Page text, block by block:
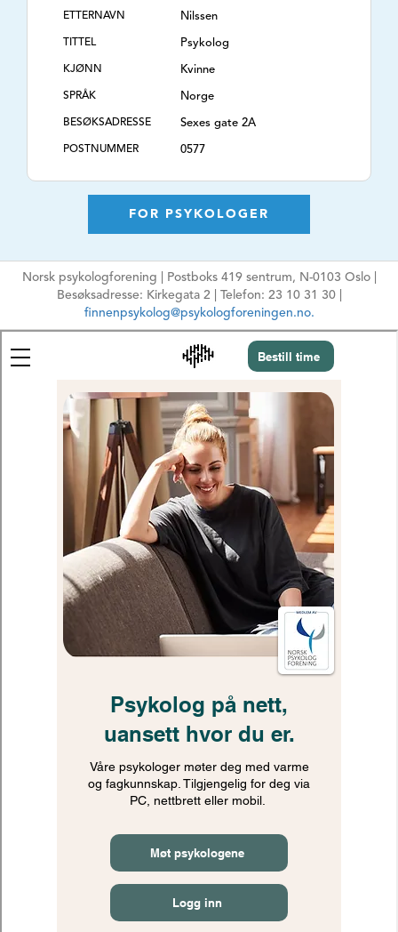
ETTERNAVN Nilssen
TITTEL Psykolog
KJØNN Kvinne
SPRÅK Norge
BESØKSADRESSE Sexes gate 2A
POSTNUMMER 0577
TLF. NR. 95928152
NETTSIDE https://psykologkontakten.no
E-POSTADRESSE
HPR-NUMMER 10073653
MÅLGRUPPE
Ungdom, Voksne,
Eldre, Familie
ARBEIDSFORM
Psykologisk
behandling,
Rådgivning,
Vurdering, Utredning,
E-terapi, ,
TEMA
Adferdsproblemer,
Angst, Depresjon,
Tvangstanker- og
handlinger, Traumer /
PTS, Kriser, Sorg,
Spiseforstyrrelser,
Søvnproblemer, Vold,
g,
Samlivsutfordringer,
Eksistensielle/religiøs
Pårørendeveiledning
FOR PSYKOLOGER
Norsk psykologforening | Postboks 419 sentrum, N-0103 Oslo |
Besøksadresse: Kirkegata 2 | Telefon: 23 10 31 30 |
finnenpsykolog@psykologforeningen.no.